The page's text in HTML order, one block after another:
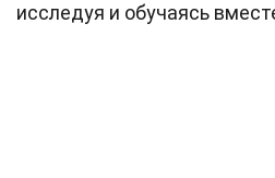
исследуя и обучаясь